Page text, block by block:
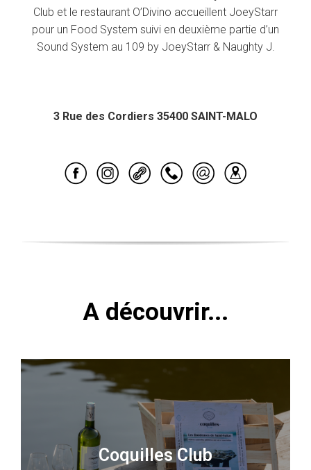
Club et le restaurant O’Divino accueillent JoeyStarr
pour un Food System suivi en deuxième partie d’un
Sound System au 109 by JoeyStarr & Naughty J.
3 Rue des Cordiers 35400 SAINT-MALO
A découvrir...
Coquilles Club